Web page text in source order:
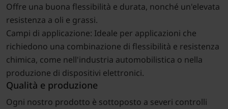
Offre una buona flessibilità e durata, nonché un'elevata
resistenza a oli e grassi.
Campi di applicazione: Ideale per applicazioni che
richiedono una combinazione di flessibilità e resistenza
chimica, come nell'industria automobilistica o nella
produzione di dispositivi elettronici.
Qualità e produzione
Ogni nostro prodotto è sottoposto a severi controlli